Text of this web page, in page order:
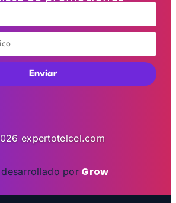
Enviar
expertotelcel.com
por Grow